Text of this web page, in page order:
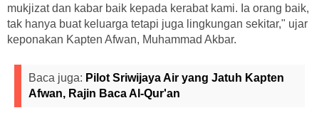
mukjizat dan kabar baik kepada kerabat kami. Ia orang baik,
tak hanya buat keluarga tetapi juga lingkungan sekitar," ujar
keponakan Kapten Afwan, Muhammad Akbar.
Baca juga: Pilot Sriwijaya Air yang Jatuh Kapten
Afwan, Rajin Baca Al-Qur'an